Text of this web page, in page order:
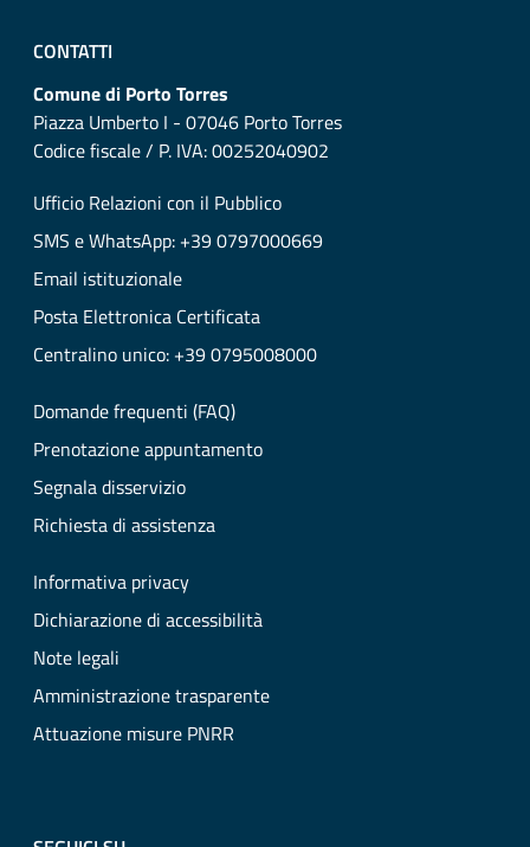
CONTATTI
Comune di Porto Torres
Piazza Umberto I - 07046 Porto Torres
Codice fiscale / P. IVA: 00252040902
Ufficio Relazioni con il Pubblico
SMS e WhatsApp: +39 0797000669
Email istituzionale
Posta Elettronica Certificata
Centralino unico: +39 0795008000
Domande frequenti (FAQ)
Prenotazione appuntamento
Segnala disservizio
Richiesta di assistenza
Informativa privacy
Dichiarazione di accessibilità
Note legali
Amministrazione trasparente
Attuazione misure PNRR